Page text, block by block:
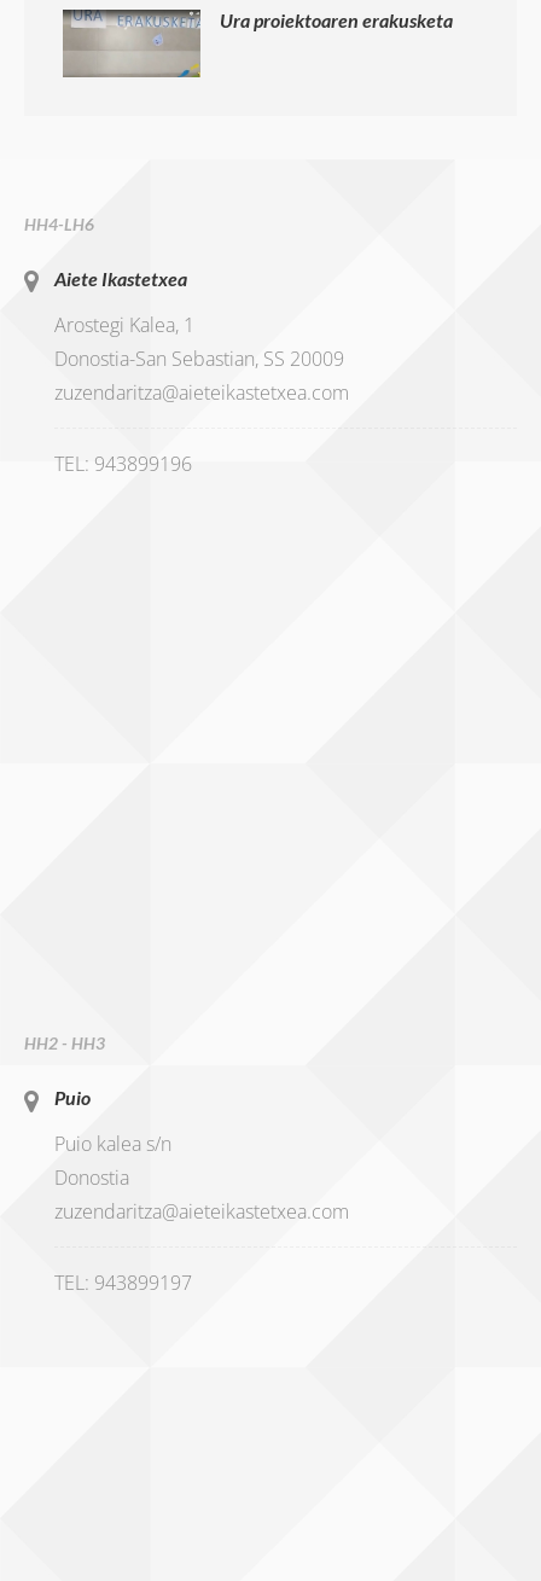
Ura proiektoaren erakusketa
HH4-LH6
Aiete Ikastetxea
Arostegi Kalea, 1
Donostia-San Sebastian, SS 20009
zuzendaritza@aieteikastetxea.com
TEL: 943899196
HH2 - HH3
Puio
Puio kalea s/n
Donostia
zuzendaritza@aieteikastetxea.com
TEL: 943899197